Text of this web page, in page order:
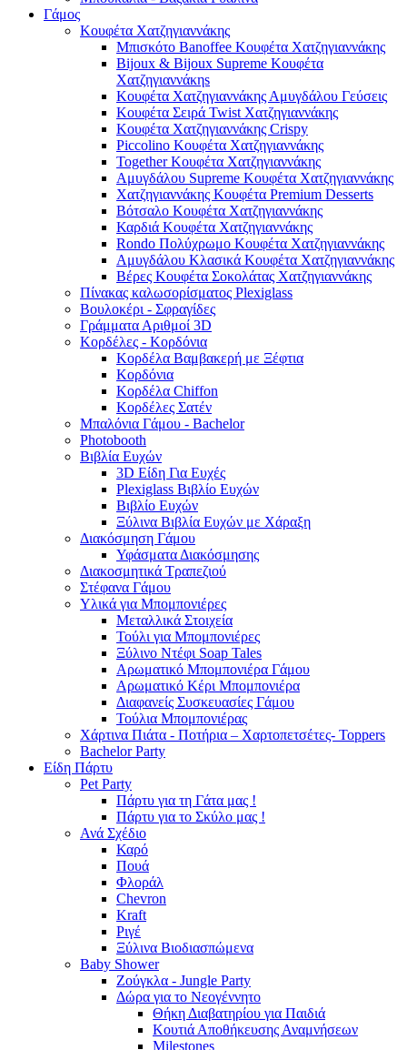
Γάμος
Κουφέτα Χατζηγιαννάκης
Μπισκότο Banoffee Κουφέτα Χατζηγιαννάκης
Bijoux & Bijoux Supreme Κουφέτα
Χατζηγιαννάκηs
Κουφέτα Χατζηγιαννάκης Αμυγδάλου Γεύσεις
Κουφέτα Σειρά Twist Χατζηγιαννάκης
Κουφέτα Χατζηγιαννάκης Crispy
Piccolino Κουφέτα Χατζηγιαννάκης
Together Κουφέτα Χατζηγιαννάκης
Αμυγδάλου Supreme Κουφέτα Χατζηγιαννάκης
Χατζηγιαννάκης Κουφέτα Premium Desserts
Βότσαλο Κουφέτα Χατζηγιαννάκης
Καρδιά Κουφέτα Χατζηγιαννάκης
Rondo Πολύχρωμο Κουφέτα Χατζηγιαννάκης
Αμυγδάλου Κλασικά Κουφέτα Χατζηγιαννάκης
Βέρες Κουφέτα Σοκολάτας Χατζηγιαννάκης
Πίνακας καλωσορίσματος Plexiglass
Βουλοκέρι - Σφραγίδες
Γράμματα Αριθμοί 3D
Κορδέλες - Κορδόνια
Κορδέλα Βαμβακερή με Ξέφτια
Κορδόνια
Κορδέλα Chiffon
Κορδέλες Σατέν
Μπαλόνια Γάμου - Bachelor
Photobooth
Βιβλία Ευχών
3D Είδη Για Ευχές
Plexiglass Βιβλίο Ευχών
Βιβλίο Ευχών
Ξύλινα Βιβλία Ευχών με Χάραξη
Διακόσμηση Γάμου
Υφάσματα Διακόσμησης
Διακοσμητικά Τραπεζιού
Στέφανα Γάμου
Υλικά για Μπομπονιέρες
Μεταλλικά Στοιχεία
Τούλι για Μπομπονιέρες
Ξύλινο Ντέφι Soap Tales
Αρωματικό Μπομπονιέρα Γάμου
Αρωματικό Κέρι Μπομπονιέρα
Διαφανείς Συσκευασίες Γάμου
Τούλια Μπομπονιέρας
Χάρτινα Πιάτα - Ποτήρια – Χαρτοπετσέτες- Toppers
Bachelor Party
Είδη Πάρτυ
Pet Party
Πάρτυ για τη Γάτα μας !
Πάρτυ για το Σκύλο μας !
Ανά Σχέδιο
Καρό
Πουά
Φλοράλ
Chevron
Kraft
Ριγέ
Ξύλινα Βιοδιασπώμενα
Baby Shower
Ζούγκλα - Jungle Party
Δώρα για το Νεογέννητο
Θήκη Διαβατηρίου για Παιδιά
Κουτιά Αποθήκευσης Αναμνήσεων
Milestones